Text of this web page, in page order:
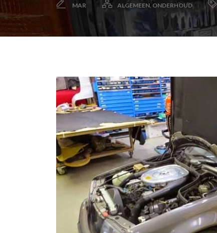
MAR ALGEMEEN, ONDERHOUD